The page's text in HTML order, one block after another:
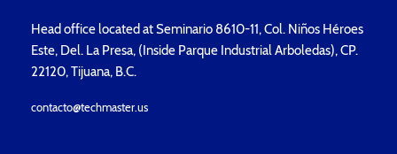
Head office located at Seminario 8610-11, Col. Niños Héroes
Este, Del. La Presa, (Inside Parque Industrial Arboledas), CP.
22120, Tijuana, B.C.
contacto@techmaster.us